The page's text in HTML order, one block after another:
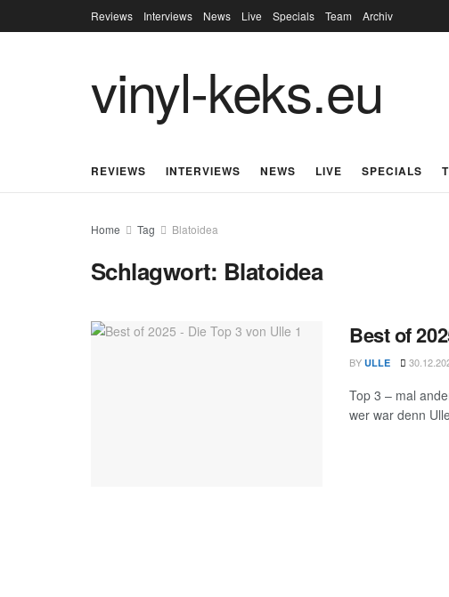
Reviews Interviews News Live Specials Team Archiv
vinyl-keks.eu
REVIEWS INTERVIEWS NEWS LIVE SPECIALS
Home Tag Blatoidea
Schlagwort: Blatoidea
Best of
BY ULLE
Top 3 – mal
wer war denn